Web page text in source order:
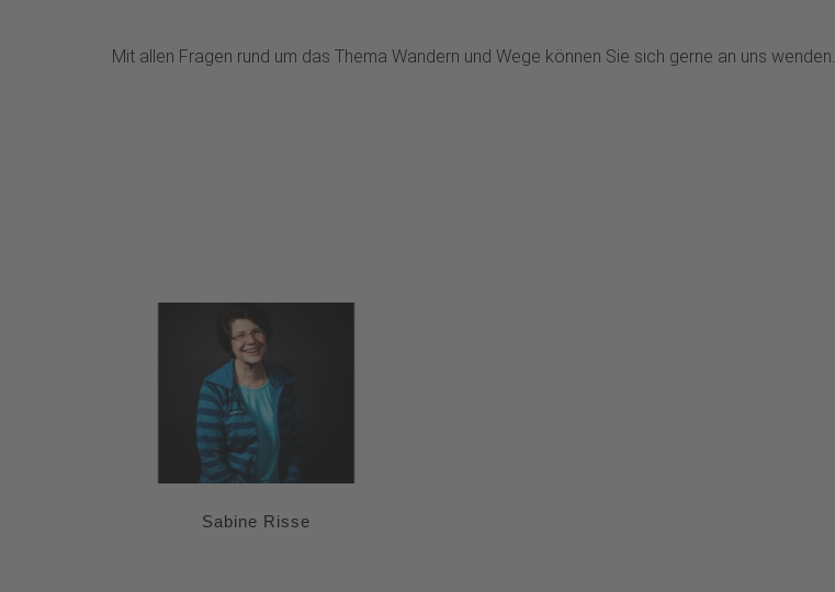
Mit allen Fragen rund um das Thema Wandern und Wege können Sie sich gerne an uns wenden.
Sabine Risse